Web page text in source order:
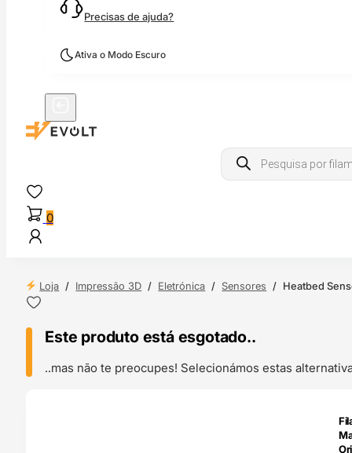
Precisas de ajuda?
Ativa o Modo Escuro
Products
search
0
Loja / Impressão 3D / Eletrónica / Sensores / Heatbed
Este produto está esgotado..
..mas não te preocupes! Selecionámos estas